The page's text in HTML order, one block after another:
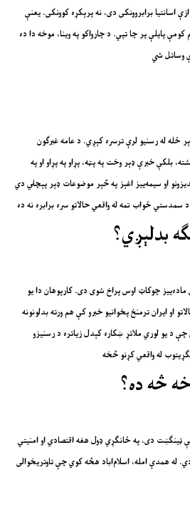
اسانتيا برابروونکی دی، نه پرېکړه کوونکی. يعنې
کومې پايلې پر چا تپي. د چارواکو په وينا، موخه دا ده
وساتل شي
ځله له رسنيو لرې ترسره کېږي. د عامه غبرګون
بلکې خبرې ډېر وخت په پټه، پړاو په پړاو او په
او سيمه‌ييز اغېز په څېر موضوعات ډېر پېچلي دي
ځواب تمه له واقعي حالاتو سره برابره نه ده
بدلېږي؟
ماده‌ييز چوکاټ اوس پراخ شوی دی. کارپوهان دا يو
او ايران ترمنځ پخوانيو خبرو کې هم ورته بدلونونه
د يو لوري ملاتړ ښکاره کېدل زياتره د رسنيزو
له واقعي کړنو څخه
څه ده؟
ټينګښت دی، په ځانګړي ډول هغه اقتصادي او امنيتي
له همدې امله، اسلام‌اباد هڅه کوي چې تاوتريخوالی